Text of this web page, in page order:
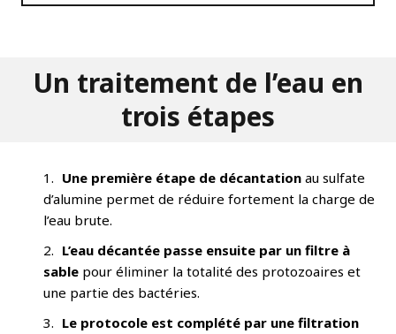
​Un traitement de l’eau en
trois étapes
Une première étape de décantation au sulfate
d’alumine permet de réduire fortement la charge de
l’eau brute.
L’eau décantée passe ensuite par un filtre à
sable pour éliminer la totalité des protozoaires et
une partie des bactéries.
Le protocole est complété par une filtration